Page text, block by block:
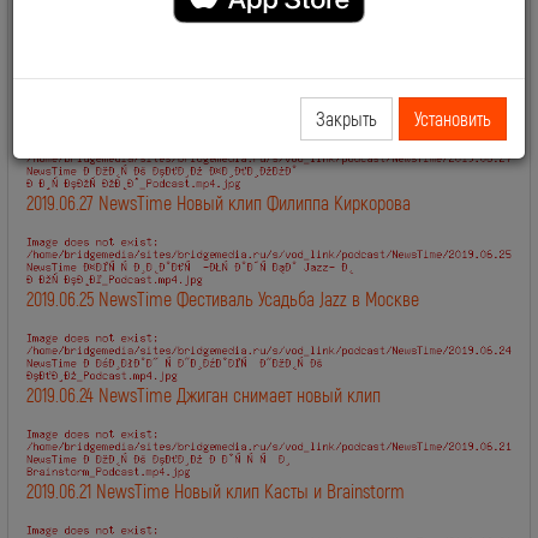
Закрыть Установить
2019.06.28 NewsTime День Рождения Сосо Павлиашвили
2019.06.27 NewsTime Новый клип Филиппа Киркорова
2019.06.25 NewsTime Фестиваль Усадьба Jazz в Москве
2019.06.24 NewsTime Джиган снимает новый клип
2019.06.21 NewsTime Новый клип Касты и Brainstorm